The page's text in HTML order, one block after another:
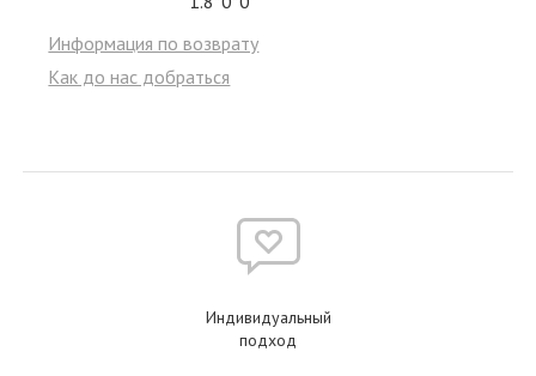
Информация по возврату
Как до нас добраться
Индивидуальный
подход